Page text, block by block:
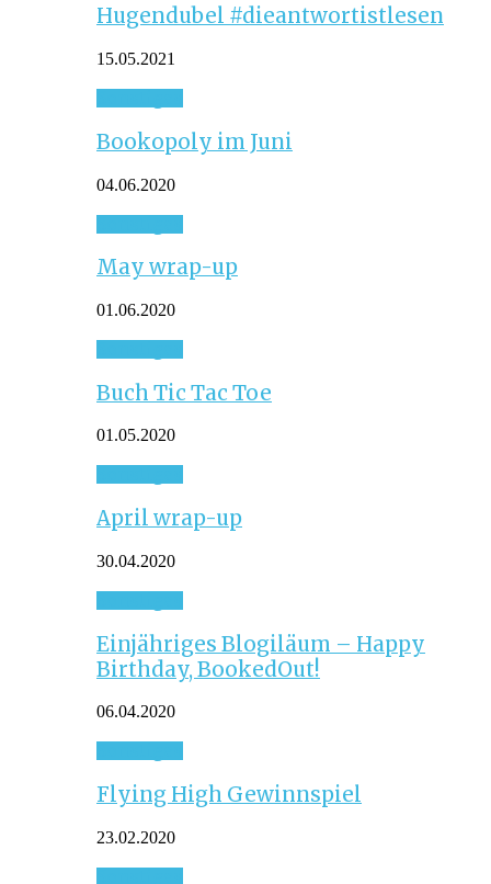
Hugendubel #dieantwortistlesen
15.05.2021
Bookopoly im Juni
04.06.2020
May wrap-up
01.06.2020
Buch Tic Tac Toe
01.05.2020
April wrap-up
30.04.2020
Einjähriges Blogiläum – Happy
Birthday, BookedOut!
06.04.2020
Flying High Gewinnspiel
23.02.2020